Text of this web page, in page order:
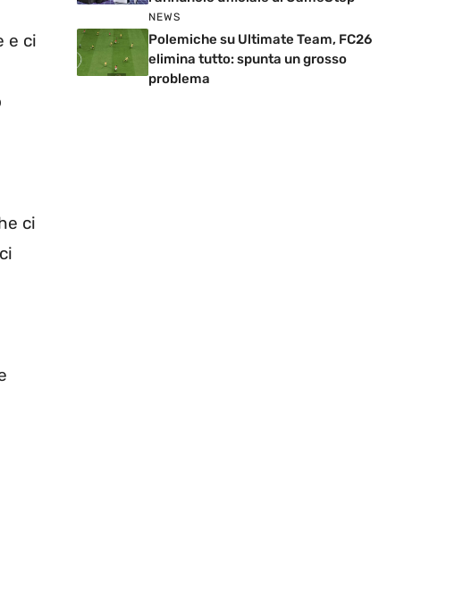
e ci
ci
NEWS
Polemiche su Ultimate Team, FC26
elimina tutto: spunta un grosso
problema